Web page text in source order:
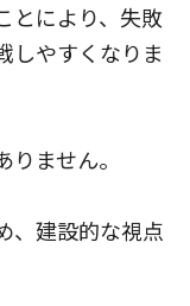
とにより、失敗
しやすくなりま
ません。
、建設的な視点